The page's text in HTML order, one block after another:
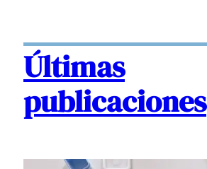
Últimas
publicaciones